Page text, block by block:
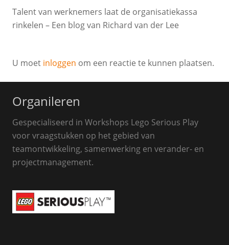
Talent van werknemers laat de organisatiekassa
rinkelen – Een blog van Richard van der Lee
U moet inloggen om een reactie te kunnen plaatsen.
Organileren
Gespecialiseerd in Workshops Lego Serious Play
voor vraagstukken op het gebied van
teamontwikkeling, samenwerking en verander- en
projectmanagement.